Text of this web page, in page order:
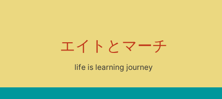
エイトとマーチ
life is learning journey